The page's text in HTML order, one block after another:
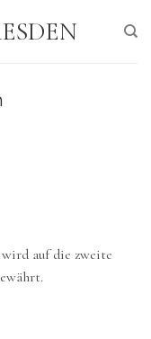
auf die zweite